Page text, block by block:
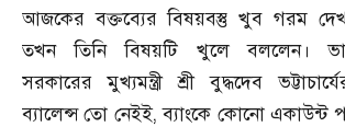
আজকের বক্তব্যের বিষয়বস্তু খুব গরম
তখন তিনি বিষয়টি খুলে বললেন।
সরকারের মুখ্যমন্ত্রী শ্রী বুদ্ধদেব
ব্যালেন্স তো নেইই,ব্যাংকে কোনো একাউন্ট